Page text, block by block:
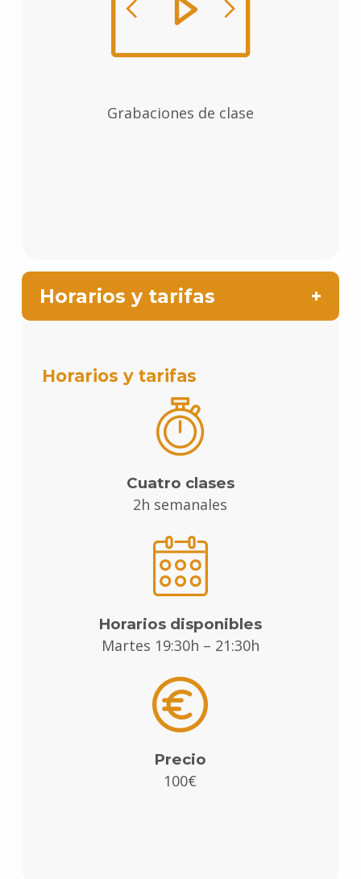
Grabaciones de clase
Horarios y tarifas
Horarios y tarifas
Cuatro clases
2h semanales
Horarios disponibles
Martes 19:30h – 21:30h
Precio
100€